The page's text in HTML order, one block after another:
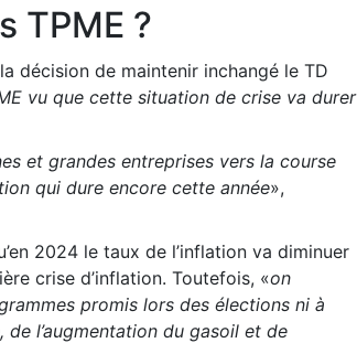
TPME ?
décision de maintenir inchangé le TD
vu que cette situation de crise va durer
et grandes entreprises vers la course
qui dure encore cette année»,
2024 le taux de l’inflation va diminuer
crise d’inflation. Toutefois, «on
promis lors des élections ni à
l’augmentation du gasoil et de